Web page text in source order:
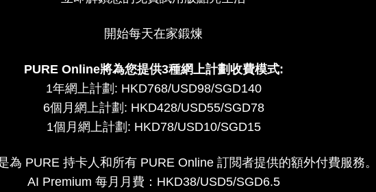
開始每天在家鍛煉
PURE Online將為您提供3種網上計劃收費模式:
1年網上計劃: HKD768/USD98/SGD140
6個月網上計劃: HKD428/USD55/SGD78
1個月網上計劃: HKD78/USD10/SGD15
為 PURE 持卡人和所有 PURE Online 訂閲者提供的額外付費服務。
AI Premium 每月月費：HKD38/USD5/SGD6.5